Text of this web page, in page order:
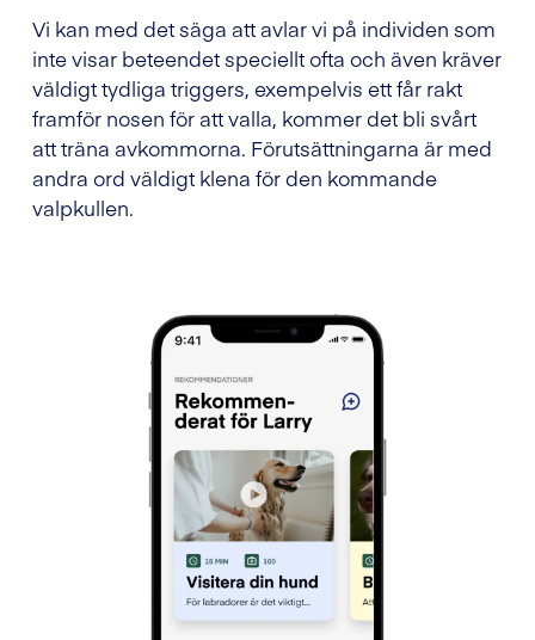
Vi kan med det säga att avlar vi på individen som
inte visar beteendet speciellt ofta och även kräver
väldigt tydliga triggers, exempelvis ett får rakt
framför nosen för att valla, kommer det bli svårt
att träna avkommorna. Förutsättningarna är med
andra ord väldigt klena för den kommande
valpkullen.